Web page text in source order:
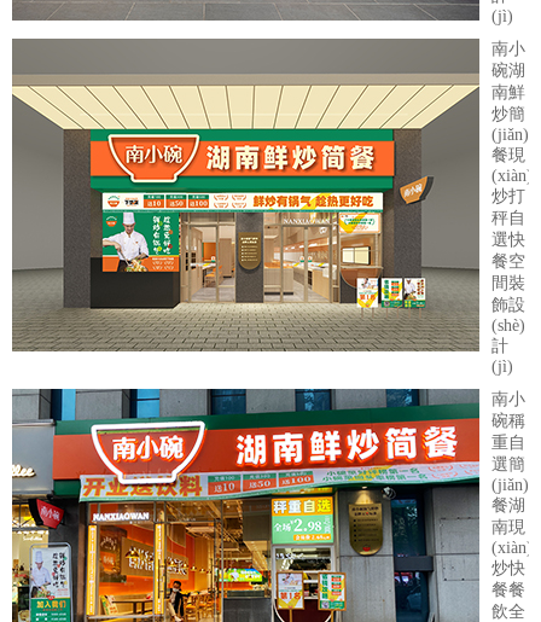
(jì)
南小
碗湖
南鮮
炒簡
(jiǎn)
餐現
(xiàn)
炒打
秤自
選快
餐空
間裝
飾設
(shè)
計
(jì)
南小
碗稱
重自
選簡
(jiǎn)
餐湖
南現
(xiàn)
炒快
餐餐
飲全